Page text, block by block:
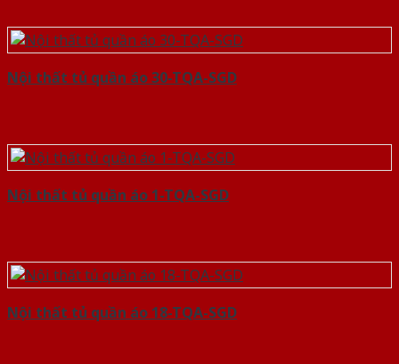
Nội thất tủ quần áo 30-TQA-SGD
Nội thất tủ quần áo 1-TQA-SGD
Nội thất tủ quần áo 18-TQA-SGD